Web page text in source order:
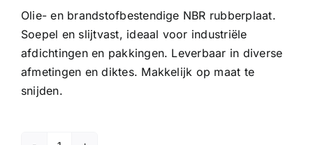
Olie- en brandstofbestendige NBR rubberplaat.
Soepel en slijtvast, ideaal voor industriële
afdichtingen en pakkingen. Leverbaar in diverse
afmetingen en diktes. Makkelijk op maat te
snijden.